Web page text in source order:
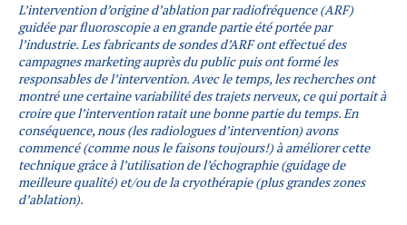
L’intervention d’origine d’ablation par radiofréquence (ARF)
guidée par fluoroscopie a en grande partie été portée par
l’industrie. Les fabricants de sondes d’ARF ont effectué des
campagnes marketing auprès du public puis ont formé les
responsables de l’intervention. Avec le temps, les recherches ont
montré une certaine variabilité des trajets nerveux, ce qui portait à
croire que l’intervention ratait une bonne partie du temps. En
conséquence, nous (les radiologues d’intervention) avons
commencé (comme nous le faisons toujours!) à améliorer cette
technique grâce à l’utilisation de l’échographie (guidage de
meilleure qualité) et/ou de la cryothérapie (plus grandes zones
d’ablation).